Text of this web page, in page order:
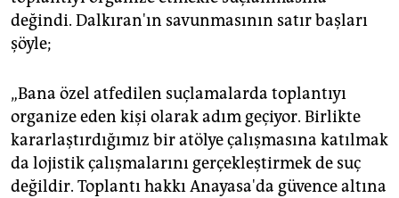
değindi. Dalkıran'ın savunmasının satır başları
şöyle;
„Bana özel atfedilen suçlamalarda toplantıyı
organize eden kişi olarak adım geçiyor. Birlikte
kararlaştırdığımız bir atölye çalışmasına katılmak
da lojistik çalışmalarını gerçekleştirmek de suç
değildir. Toplantı hakkı Anayasa'da güvence altına